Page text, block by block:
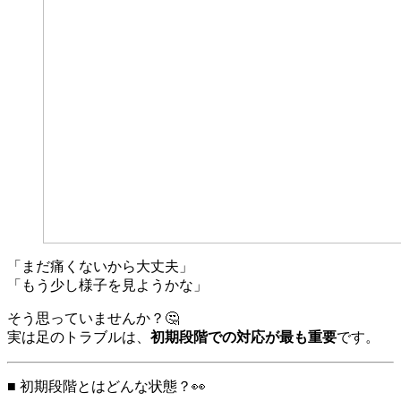
「まだ痛くないから大丈夫」
「もう少し様子を見ようかな」
そう思っていませんか？🤔
実は足のトラブルは、 初期段階での対応が最も重要です。
■ 初期段階とはどんな状態？👀